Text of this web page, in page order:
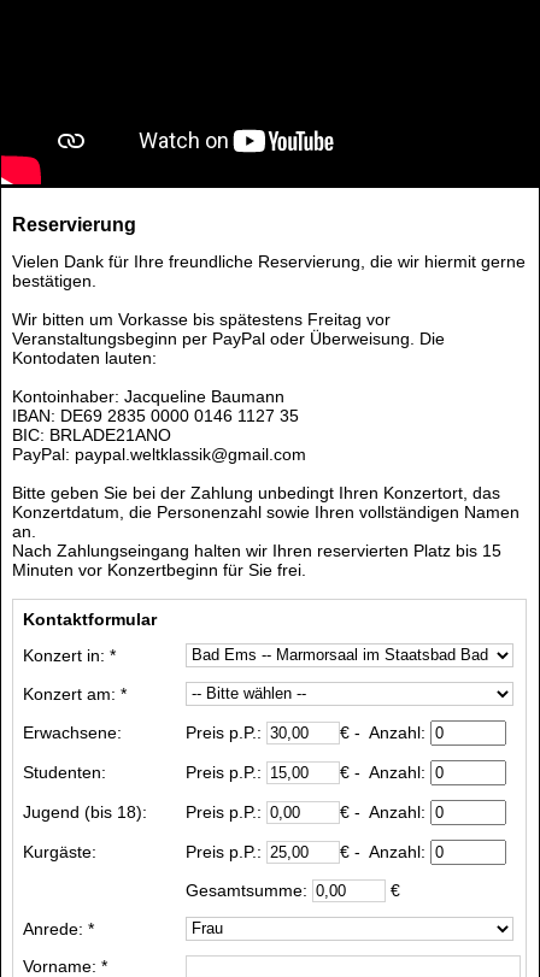
Reservierung
Vielen Dank für Ihre freundliche Reservierung, die wir hiermit gerne
bestätigen.
Wir bitten um Vorkasse bis spätestens Freitag vor
Veranstaltungsbeginn per PayPal oder Überweisung. Die
Kontodaten lauten:
Kontoinhaber: Jacqueline Baumann
IBAN: DE69 2835 0000 0146 1127 35
BIC: BRLADE21ANO
PayPal: paypal.weltklassik@gmail.com
Bitte geben Sie bei der Zahlung unbedingt Ihren Konzertort, das
Konzertdatum, die Personenzahl sowie Ihren vollständigen Namen
an.
Nach Zahlungseingang halten wir Ihren reservierten Platz bis 15
Minuten vor Konzertbeginn für Sie frei.
Kontaktformular
Konzert in: *
Konzert am: *
Erwachsene:
Preis p.P.: € - Anzahl:
Studenten: Preis p.P.: € - Anzahl:
Jugend (bis 18): Preis p.P.: € - Anzahl:
Kurgäste: Preis p.P.: € - Anzahl:
Gesamtsumme:
€
Anrede: *
Vorname: *